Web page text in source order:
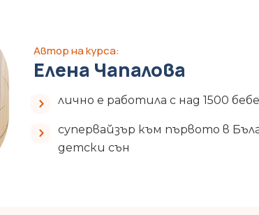
Автор на курса:
Елена Чапалова
лично е работила с над 1500
супервайзър към първото в
детски сън